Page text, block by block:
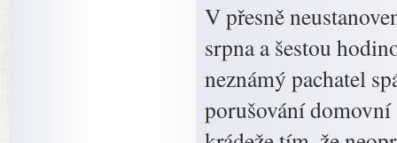
V přesně
srpna a šestou
neznámý pachatel
porušování